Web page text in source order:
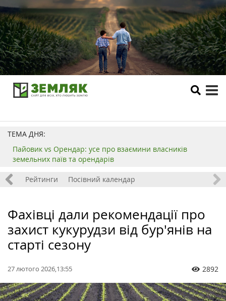
ТЕМА ДНЯ:
Пайовик vs Орендар: усе про взаємини власників
земельних паїв та орендарів
Рейтинги Посівний календар
Фахівці дали рекомендації про
захист кукурудзи від бур'янів на
старті сезону
27 лютого 2026,13:55 2892